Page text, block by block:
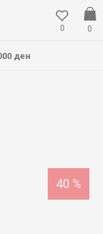
0
0
ден
40 %